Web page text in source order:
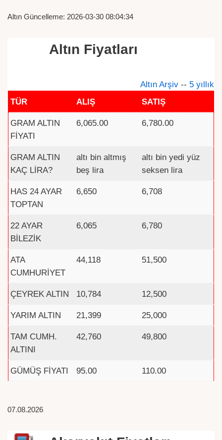
Altın Güncelleme: 2026-03-30 08:04:34
Altın Fiyatları
Altın Arşiv -- 5 yıllık
TÜR
ALIŞ SATIŞ
GRAM ALTIN
FİYATI
6,065.00 6,780.00
GRAM ALTIN
KAÇ LİRA?
altı bin altmış
beş lira
altı bin yedi yüz
seksen lira
HAS 24 AYAR
TOPTAN
6,650 6,708
22 AYAR
BİLEZİK
6,065 6,780
ATA
CUMHURİYET
44,118 51,500
ÇEYREK ALTIN 10,784 12,500
YARIM ALTIN 21,399 25,000
TAM CUMH.
ALTINI
42,760 49,800
GÜMÜŞ FİYATI 95.00 110.00
07.08.2026